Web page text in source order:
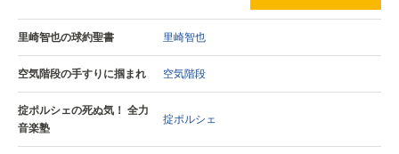
里崎智也の球約聖書 里崎智也
空気階段の手すりに掴まれ 空気階段
掟ポルシェの死ぬ気！ 全力
音楽塾
掟ポルシェ